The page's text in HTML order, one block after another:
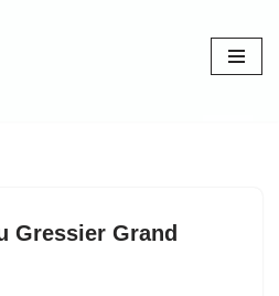
Gressier Grand